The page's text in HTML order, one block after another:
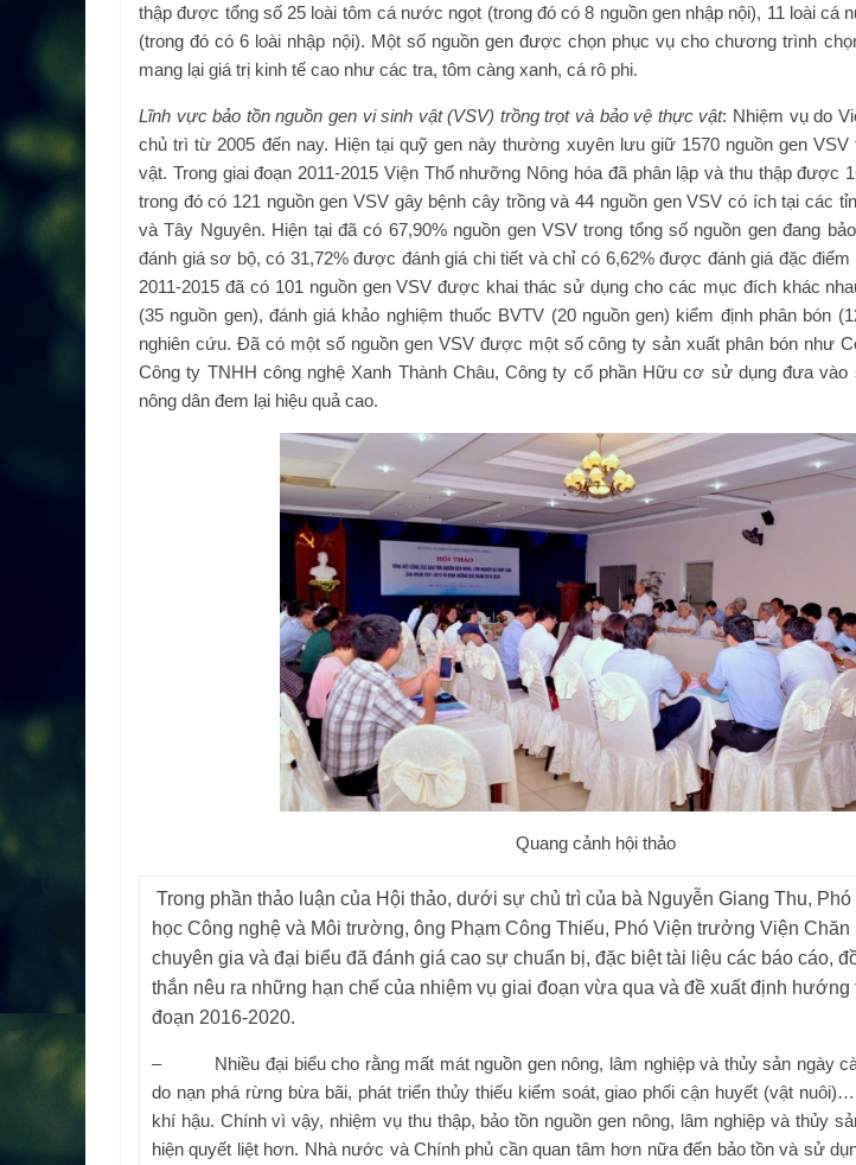
thập được tổng số 25 loài tôm cá nước ngọt (trong đó có 8 nguồn gen nhập nội), 11 loài cá
(trong đó có 6 loài nhập nội). Một số nguồn gen được chọn phục vụ cho chương trình
mang lại giá trị kinh tế cao như các tra, tôm càng xanh, cá rô phi.
Lĩnh vực bảo tồn nguồn gen vi sinh vật (VSV) trồng trọt và bảo vệ thực vật: Nhiệm vụ do
chủ trì từ 2005 đến nay. Hiện tại quỹ gen này thường xuyên lưu giữ 1570 nguồn gen
vật. Trong giai đoạn 2011-2015 Viện Thổ nhưỡng Nông hóa đã phân lập và thu thập được
trong đó có 121 nguồn gen VSV gây bệnh cây trồng và 44 nguồn gen VSV có ích tại các
và Tây Nguyên. Hiện tại đã có 67,90% nguồn gen VSV trong tổng số nguồn gen đang
đánh giá sơ bộ, có 31,72% được đánh giá chi tiết và chỉ có 6,62% được đánh giá đặc điểm
2011-2015 đã có 101 nguồn gen VSV được khai thác sử dụng cho các mục đích khác
(35 nguồn gen), đánh giá khảo nghiệm thuốc BVTV (20 nguồn gen) kiểm định phân bón
nghiên cứu. Đã có một số nguồn gen VSV được một số công ty sản xuất phân bón như
Công ty TNHH công nghệ Xanh Thành Châu, Công ty cổ phần Hữu cơ sử dụng đưa
nông dân đem lại hiệu quả cao.
Quang cảnh hội thảo
Trong phần thảo luận của Hội thảo, dưới sự chủ trì của bà Nguyễn Giang Thu,
học Công nghệ và Môi trường, ông Phạm Công Thiếu, Phó Viện trưởng Viện
chuyên gia và đại biểu đã đánh giá cao sự chuẩn bị, đặc biệt tài liệu các báo cáo,
thắn nêu ra những hạn chế của nhiệm vụ giai đoạn vừa qua và đề xuất định
đoạn 2016-2020.
– Nhiều đại biểu cho rằng mất mát nguồn gen nông, lâm nghiệp và thủy sản ngày
do nạn phá rừng bừa bãi, phát triển thủy thiếu kiểm soát, giao phối cận huyết (vật
khí hậu. Chính vì vậy, nhiệm vụ thu thập, bảo tồn nguồn gen nông, lâm nghiệp và thủy
hiện quyết liệt hơn. Nhà nước và Chính phủ cần quan tâm hơn nữa đến bảo tồn và sử